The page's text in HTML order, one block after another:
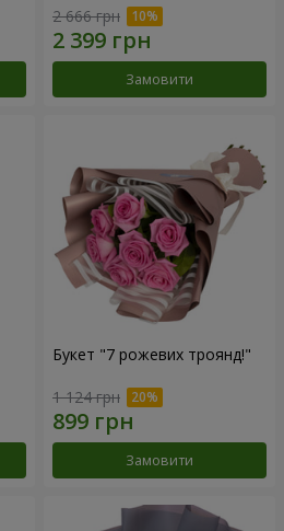
2 666 грн
Замовити
Букет "7 рожевих троянд!"
1 124 грн
Замовити